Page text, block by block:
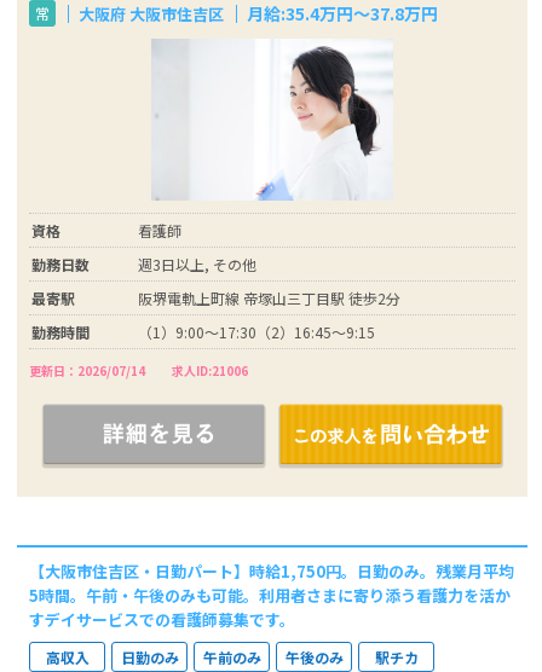
常 大阪府 大阪市住吉区 月給:35.4万円～37.8万円
資格
看護師
勤務日数
週3日以上, その他
最寄駅
阪堺電軌上町線 帝塚山三丁目駅 徒歩2分
勤務時間
（1）9:00～17:30（2）16:45～9:15
更新日：2026/07/14 求人ID:21006
【大阪市住吉区・日勤パート】時給1,750円。日勤のみ。残業月平均
5時間。午前・午後のみも可能。利用者さまに寄り添う看護力を活か
すデイサービスでの看護師募集です。
高収入 日勤のみ 午前のみ 午後のみ
駅チカ